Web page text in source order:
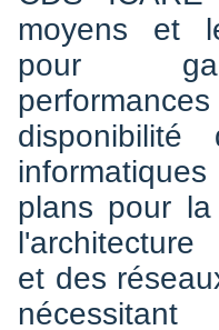
moyens et
pour
disponibilité
plans pour
et des